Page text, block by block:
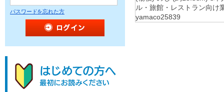
パスワードを忘れた方